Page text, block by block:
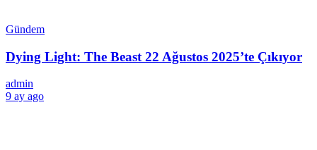
Gündem
Dying Light: The Beast 22 Ağustos 2025’te Çıkıyor
admin
9 ay ago